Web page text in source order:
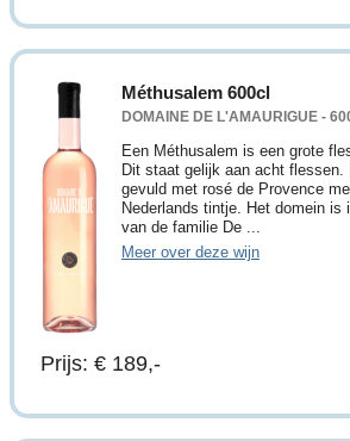
Méthusalem 600cl
DOMAINE DE L'AMAURIGUE -
Een Méthusalem is een grote
Dit staat gelijk aan acht flessen.
gevuld met rosé de Provence
Nederlands tintje. Het domein is
van de familie De ...
Meer over deze wijn
Prijs: € 189,-